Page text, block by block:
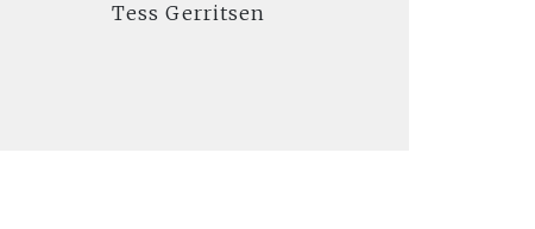
Tess Gerritsen